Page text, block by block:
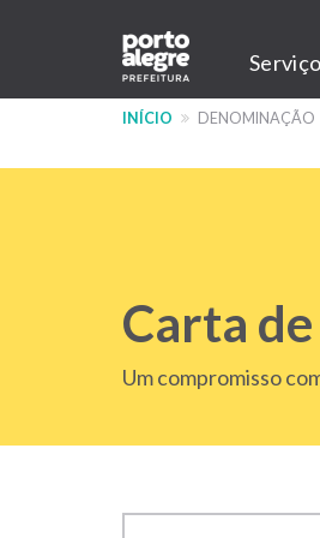
conteúdo
Main
navigation
INÍCIO DENOMINAÇÃO
Carta
Um compromisso